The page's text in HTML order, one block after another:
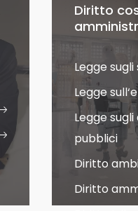
Diritto
Legge
Legge
Legge
pubblici
Diritto
Diritto